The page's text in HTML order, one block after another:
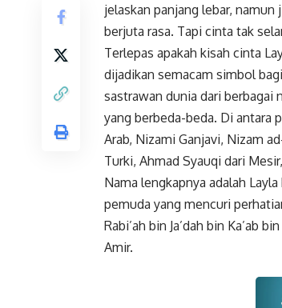
jelaskan panjang lebar,
berjuta rasa. Tapi cinta tak
Terlepas apakah kisah cinta
dijadikan semacam simbol
sastrawan dunia dari berbagai
yang berbeda-beda. Di antara
Arab, Nizami Ganjavi, Nizam
Turki, Ahmad Syauqi dari
Nama lengkapnya adalah
pemuda yang mencuri
Rabi’ah bin Ja’dah bin Ka’ab
Amir.